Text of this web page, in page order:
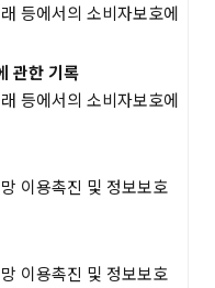
등에서의 소비자보호에
관한 기록
등에서의 소비자보호에
이용촉진 및 정보보호
이용촉진 및 정보보호